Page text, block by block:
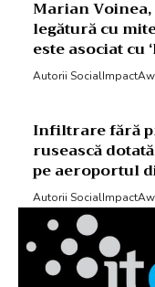
Marian
legătură cu
este asociat cu
Autorii
Infiltrare fără
rusească
pe aeroportul
Autorii